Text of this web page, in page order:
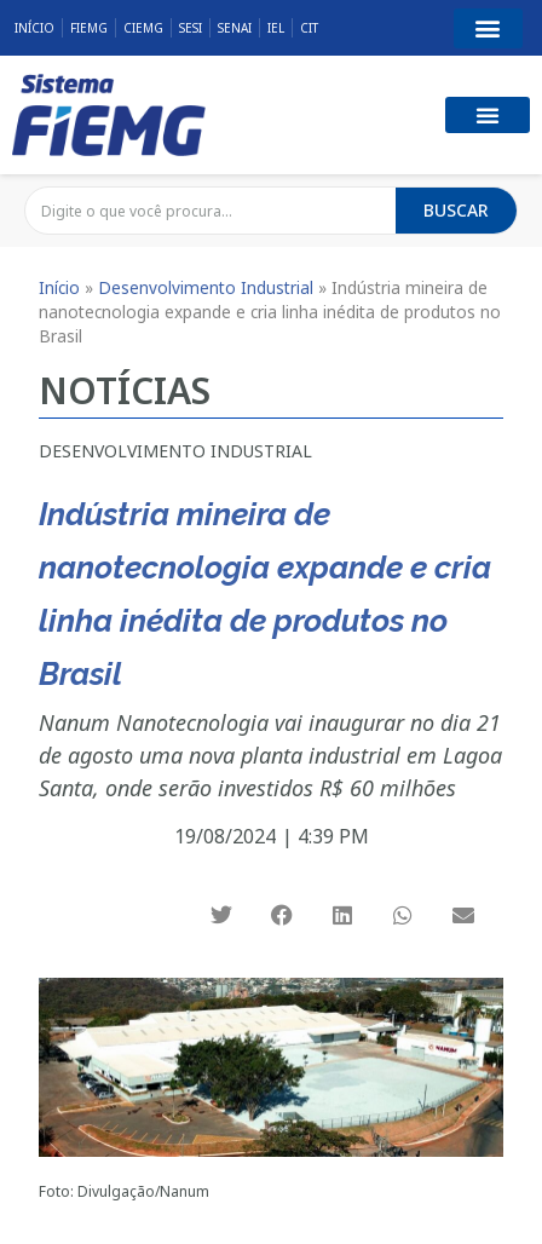
INÍCIO FIEMG CIEMG SESI SENAI IEL CIT
BUSCAR
Início » Desenvolvimento Industrial »Indústria mineira de
nanotecnologia expande e cria linha inédita de produtos no
Brasil
NOTÍCIAS
DESENVOLVIMENTO INDUSTRIAL
Indústria mineira de
nanotecnologia expande e cria
linha inédita de produtos no
Brasil
Nanum Nanotecnologia vai inaugurar no dia 21
de agosto uma nova planta industrial em Lagoa
Santa, onde serão investidos R$ 60 milhões
19/08/2024 | 4:39 PM
Foto: Divulgação/Nanum